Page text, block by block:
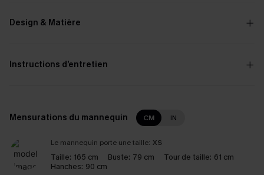
Design & Matière
Instructions d’entretien
Mensurations du mannequin CM IN
Le mannequin porte une taille: XS
Taille: 165 cm Buste: 79 cm Tour de taille: 61 cm
Hanches: 90 cm